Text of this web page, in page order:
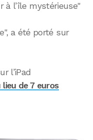
à l’île mystérieuse"
a été porté sur
l’iPad
de 7 euros